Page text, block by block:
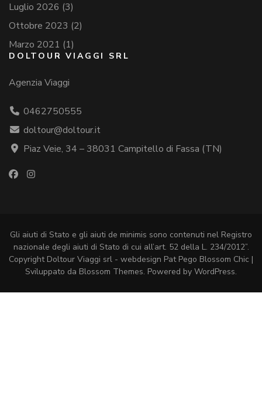
Luglio 2026 (3)
Ottobre 2023 (2)
Marzo 2021 (1)
DOLTOUR VIAGGI SRL
Agenzia Viaggi
0462750555
doltour@doltour.it
Piaz Veie, 34 – 38031 Campitello di Fassa (TN)
Gli aiuti di Stato e gli aiuti de minimis sono contenuti nel Registro
nazionale degli aiuti di Stato di cui all’art. 52 della L. 234/2012”.
Copyright Doltour Viaggi srl - webdesign Pat Pego Blossom Chic |
Sviluppato da Blossom Themes. Powered by WordPress.